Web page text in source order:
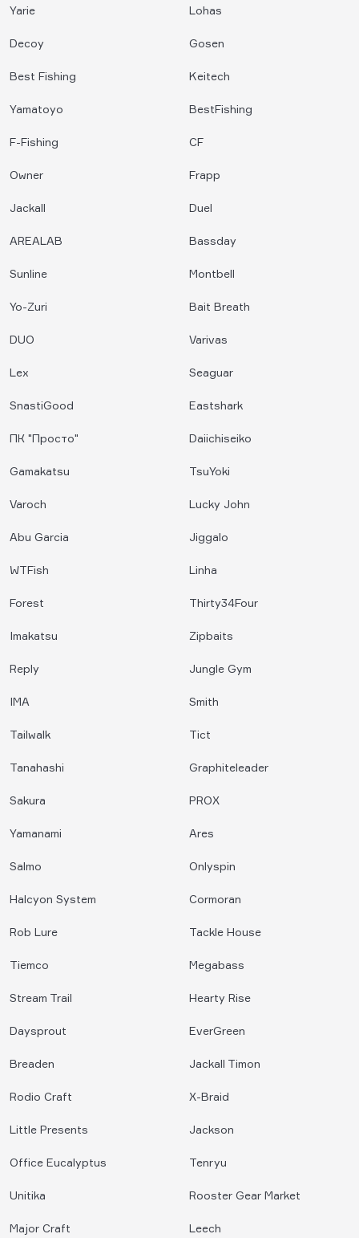
Yarie Lohas
Decoy Gosen
Best Fishing Keitech
Yamatoyo BestFishing
F-Fishing CF
Owner Frapp
Jackall Duel
AREALAB Bassday
Sunline Montbell
Yo-Zuri Bait Breath
DUO Varivas
Lex Seaguar
SnastiGood Eastshark
ПК "Просто" Daiichiseiko
Gamakatsu TsuYoki
Varoch Lucky John
Abu Garcia Jiggalo
WTFish Linha
Forest Thirty34Four
Imakatsu Zipbaits
Reply Jungle Gym
IMA Smith
Tailwalk Tict
Tanahashi Graphiteleader
Sakura PROX
Yamanami Ares
Salmo Onlyspin
Halcyon System Cormoran
Rob Lure Tackle House
Tiemco Megabass
Stream Trail Hearty Rise
Daysprout EverGreen
Breaden Jackall Timon
Rodio Craft X-Braid
Little Presents Jackson
Office Eucalyptus Tenryu
Unitika Rooster Gear Market
Major Craft Leech